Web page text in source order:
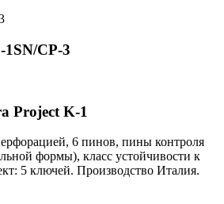
CP-3
Project K-1
6 пинов, пины контроля
формы), класс устойчивости к
5 ключей. Производство Италия.